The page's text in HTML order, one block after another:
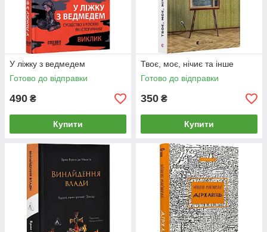
У ліжку з ведмедем
Готово до відправки
490 ₴
Купити
Твоє, моє, нічиє та інше
Готово до відправки
350 ₴
Купити